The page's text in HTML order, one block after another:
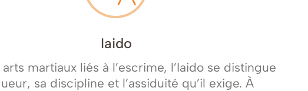
Iaido
martiaux liés à l’escrime, l’Iaido se distingue
sa discipline et l’assiduité qu’il exige. À